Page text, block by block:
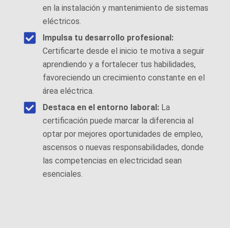
en la instalación y mantenimiento de sistemas
eléctricos.
Impulsa tu desarrollo profesional:
Certificarte desde el inicio te motiva a seguir
aprendiendo y a fortalecer tus habilidades,
favoreciendo un crecimiento constante en el
área eléctrica.
Destaca en el entorno laboral:La
certificación puede marcar la diferencia al
optar por mejores oportunidades de empleo,
ascensos o nuevas responsabilidades, donde
las competencias en electricidad sean
esenciales.